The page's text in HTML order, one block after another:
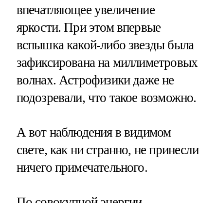
впечатляющее увеличение
яркости. При этом впервые
вспышка какой-либо звезды была
зафиксирована на миллиметровых
волнах. Астрофизики даже не
подозревали, что такое возможно.
А вот наблюдения в видимом
свете, как ни странно, не принесли
ничего примечательного.